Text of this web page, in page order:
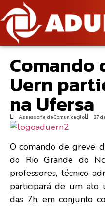
Comando
Uern
na Ufersa
Assessoria de Comunicação 27
O comando de greve
do Rio Grande do
professores, técnico-
participará de um ato
das 7h, em conjunto